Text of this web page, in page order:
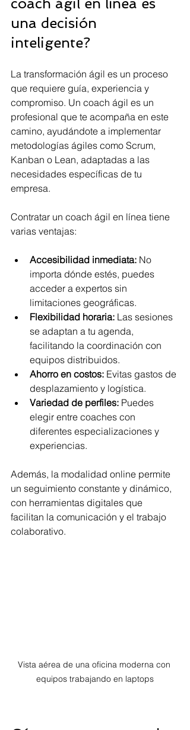
una decisión
inteligente?
La transformación ágil es un proceso
que requiere guía, experiencia y
compromiso. Un coach ágil es un
profesional que te acompaña en este
camino, ayudándote a implementar
metodologías ágiles como Scrum,
Kanban o Lean, adaptadas a las
necesidades específicas de tu
empresa.
Contratar un coach ágil en línea tiene
varias ventajas:
Accesibilidad inmediata: No
importa dónde estés, puedes
acceder a expertos sin
limitaciones geográficas.
Flexibilidad horaria: Las sesiones
se adaptan a tu agenda,
facilitando la coordinación con
equipos distribuidos.
Ahorro en costos: Evitas gastos de
desplazamiento y logística.
Variedad de perfiles: Puedes
elegir entre coaches con
diferentes especializaciones y
experiencias.
Además, la modalidad online permite
un seguimiento constante y dinámico,
con herramientas digitales que
facilitan la comunicación y el trabajo
colaborativo.
Vista aérea de una oficina moderna con
equipos trabajando en laptops